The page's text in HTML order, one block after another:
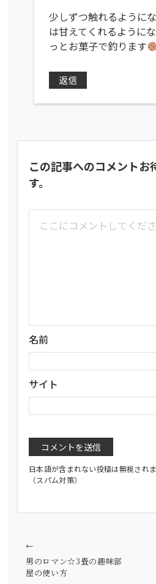
少しずつ触れるように
は甘えてくれるように
っとお菓子で釣ります
返信
この記事へのコメントお
す。
名前
サイト
日本語が含まれない投稿は無視され
（スパム対策）
男のロマン☆3畳の趣味部
屋の使い方
←